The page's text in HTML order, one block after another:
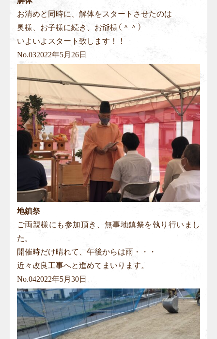
お清めと同時に、解体をスタートさせたのは
奥様、お子様に続き、お爺様（＾＾）
いよいよスタート致します！！
No.032022年5月26日
地鎮祭
ご両親様にも参加頂き、無事地鎮祭を執り行いまし
た。
開催時だけ晴れて、午後からは雨・・・
近々改良工事へと進めてまいります。
No.042022年5月30日